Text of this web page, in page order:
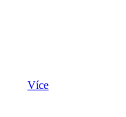
Více